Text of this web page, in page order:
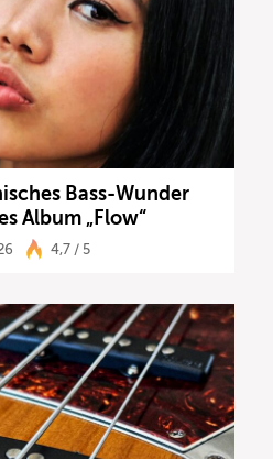
Bass-Wunder
Album „Flow“
4,7 / 5